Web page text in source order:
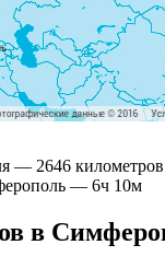
— 2646 километров
— 6ч 10м
в